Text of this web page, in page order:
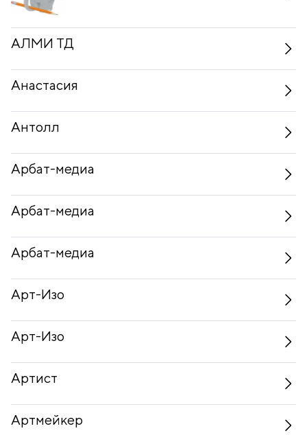
АЛМИ ТД
Анастасия
Антолл
Арбат-медиа
Арбат-медиа
Арбат-медиа
Арт-Изо
Арт-Изо
Артист
Артмейкер